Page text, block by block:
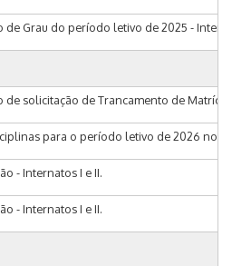
de Grau do período letivo de 2025 -
solicitação de Trancamento de
para o período letivo de 2026 no e-
- Internatos I e II.
- Internatos I e II.